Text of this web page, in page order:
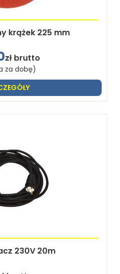
krążek 225 mm
zł brutto
za dobę)
230V 20m